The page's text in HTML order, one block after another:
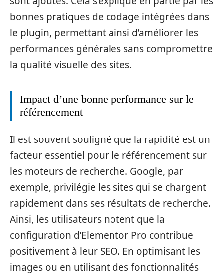
bonnes pratiques de codage intégrées dans
le plugin, permettant ainsi d’améliorer les
performances générales sans compromettre
la qualité visuelle des sites.
Impact d’une bonne performance sur le
référencement
Il est souvent souligné que la rapidité est un
facteur essentiel pour le référencement sur
les moteurs de recherche. Google, par
exemple, privilégie les sites qui se chargent
rapidement dans ses résultats de recherche.
Ainsi, les utilisateurs notent que la
configuration d’Elementor Pro contribue
positivement à leur SEO. En optimisant les
images ou en utilisant des fonctionnalités